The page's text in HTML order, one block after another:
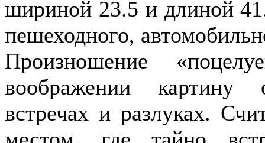
шириной 23.5 и длиной
пешеходного,
Произношение
воображении картину
встречах и разлуках.